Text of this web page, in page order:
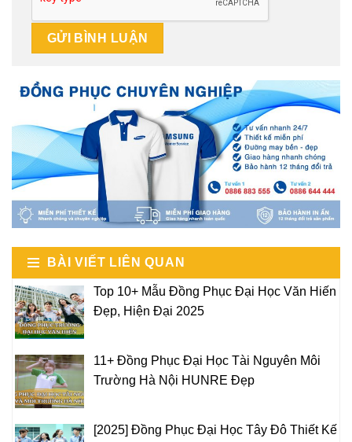
BÀI VIẾT LIÊN QUAN
Top 10+ Mẫu Đồng Phục Đại Học Văn Hiến
Đẹp, Hiện Đại 2025
11+ Đồng Phục Đại Học Tài Nguyên Môi
Trường Hà Nội HUNRE Đẹp
[2025] Đồng Phục Đại Học Tây Đô Thiết Kế